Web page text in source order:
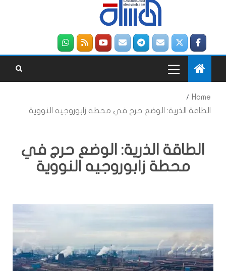
Home
الطاقة الذرية: الوضع حرج في محطة زابوروجيه النووية
الطاقة الذرية: الوضع حرج في
محطة زابوروجيه النووية